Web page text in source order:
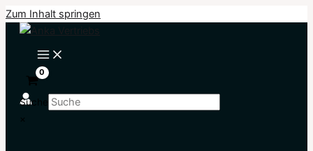
Zum Inhalt springen
Suche
×